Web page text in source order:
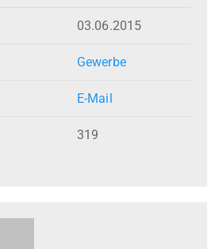
03.06.2015
Gewerbe
E-Mail
319